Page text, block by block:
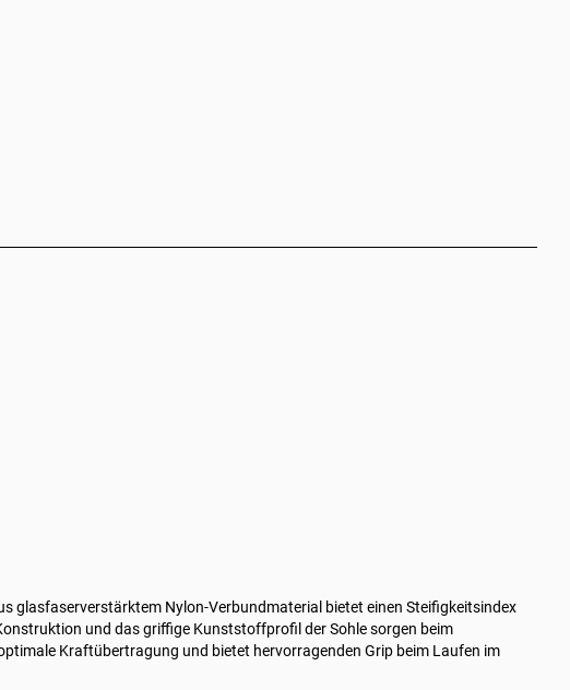
glasfaserverstärktem Nylon-Verbundmaterial bietet einen Steifigkeitsindex
und das griffige Kunststoffprofil der Sohle sorgen beim
Kraftübertragung und bietet hervorragenden Grip beim Laufen im